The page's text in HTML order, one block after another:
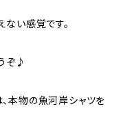
い感覚です。
ぞ♪
本物の魚河岸シャツを